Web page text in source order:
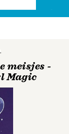
meisjes -
Magic